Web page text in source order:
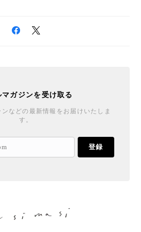
マガジンを受け取る
などの最新情報をお届けいたしま
す。
登録